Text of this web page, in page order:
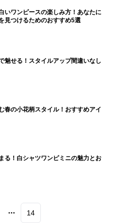
いワンピースの楽しみ方！あなたに
見つけるためのおすすめ5選
魅せる！スタイルアップ間違いなし
春の小花柄スタイル！おすすめアイ
る！白シャツワンピミニの魅力とお
More pages
14